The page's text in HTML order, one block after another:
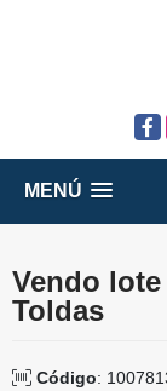
MENÚ
Vendo
Toldas
Código: